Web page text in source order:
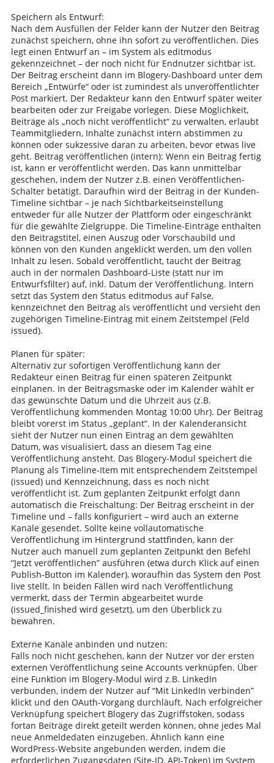
Speichern als Entwurf:
Nach dem Ausfüllen der Felder kann der Nutzer den Beitrag
zunächst speichern, ohne ihn sofort zu veröffentlichen. Dies
legt einen Entwurf an – im System als editmodus
gekennzeichnet – der noch nicht für Endnutzer sichtbar ist.
Der Beitrag erscheint dann im Blogery-Dashboard unter dem
Bereich „Entwürfe“ oder ist zumindest als unveröffentlichter
Post markiert. Der Redakteur kann den Entwurf später weiter
bearbeiten oder zur Freigabe vorlegen. Diese Möglichkeit,
Beiträge als „noch nicht veröffentlicht“ zu verwalten, erlaubt
Teammitgliedern, Inhalte zunächst intern abstimmen zu
können oder sukzessive daran zu arbeiten, bevor etwas live
geht. Beitrag veröffentlichen (intern): Wenn ein Beitrag fertig
ist, kann er veröffentlicht werden. Das kann unmittelbar
geschehen, indem der Nutzer z.B. einen Veröffentlichen-
Schalter betätigt. Daraufhin wird der Beitrag in der Kunden-
Timeline sichtbar – je nach Sichtbarkeitseinstellung
entweder für alle Nutzer der Plattform oder eingeschränkt
für die gewählte Zielgruppe. Die Timeline-Einträge enthalten
den Beitragstitel, einen Auszug oder Vorschaubild und
können von den Kunden angeklickt werden, um den vollen
Inhalt zu lesen. Sobald veröffentlicht, taucht der Beitrag
auch in der normalen Dashboard-Liste (statt nur im
Entwurfsfilter) auf, inkl. Datum der Veröffentlichung. Intern
setzt das System den Status editmodus auf False,
kennzeichnet den Beitrag als veröffentlicht und versieht den
zugehörigen Timeline-Eintrag mit einem Zeitstempel (Feld
issued).
Planen für später:
Alternativ zur sofortigen Veröffentlichung kann der
Redakteur einen Beitrag für einen späteren Zeitpunkt
einplanen. In der Beitragsmaske oder im Kalender wählt er
das gewünschte Datum und die Uhrzeit aus (z.B.
Veröffentlichung kommenden Montag 10:00 Uhr). Der Beitrag
bleibt vorerst im Status „geplant“. In der Kalenderansicht
sieht der Nutzer nun einen Eintrag an dem gewählten
Datum, was visualisiert, dass an diesem Tag eine
Veröffentlichung ansteht. Das Blogery-Modul speichert die
Planung als Timeline-Item mit entsprechendem Zeitstempel
(issued) und Kennzeichnung, dass es noch nicht
veröffentlicht ist. Zum geplanten Zeitpunkt erfolgt dann
automatisch die Freischaltung: Der Beitrag erscheint in der
Timeline und – falls konfiguriert – wird auch an externe
Kanäle gesendet. Sollte keine vollautomatische
Veröffentlichung im Hintergrund stattfinden, kann der
Nutzer auch manuell zum geplanten Zeitpunkt den Befehl
“Jetzt veröffentlichen” ausführen (etwa durch Klick auf einen
Publish-Button im Kalender), woraufhin das System den Post
live stellt. In beiden Fällen wird nach Veröffentlichung
vermerkt, dass der Termin abgearbeitet wurde
(issued_finished wird gesetzt), um den Überblick zu
bewahren.
Externe Kanäle anbinden und nutzen:
Falls noch nicht geschehen, kann der Nutzer vor der ersten
externen Veröffentlichung seine Accounts verknüpfen. Über
eine Funktion im Blogery-Modul wird z.B. LinkedIn
verbunden, indem der Nutzer auf “Mit LinkedIn verbinden”
klickt und den OAuth-Vorgang durchläuft. Nach erfolgreicher
Verknüpfung speichert Blogery das Zugriffstoken, sodass
fortan Beiträge direkt geteilt werden können, ohne jedes Mal
neue Anmeldedaten einzugeben. Ähnlich kann eine
WordPress-Website angebunden werden, indem die
erforderlichen Zugangsdaten (Site-ID, API-Token) im System